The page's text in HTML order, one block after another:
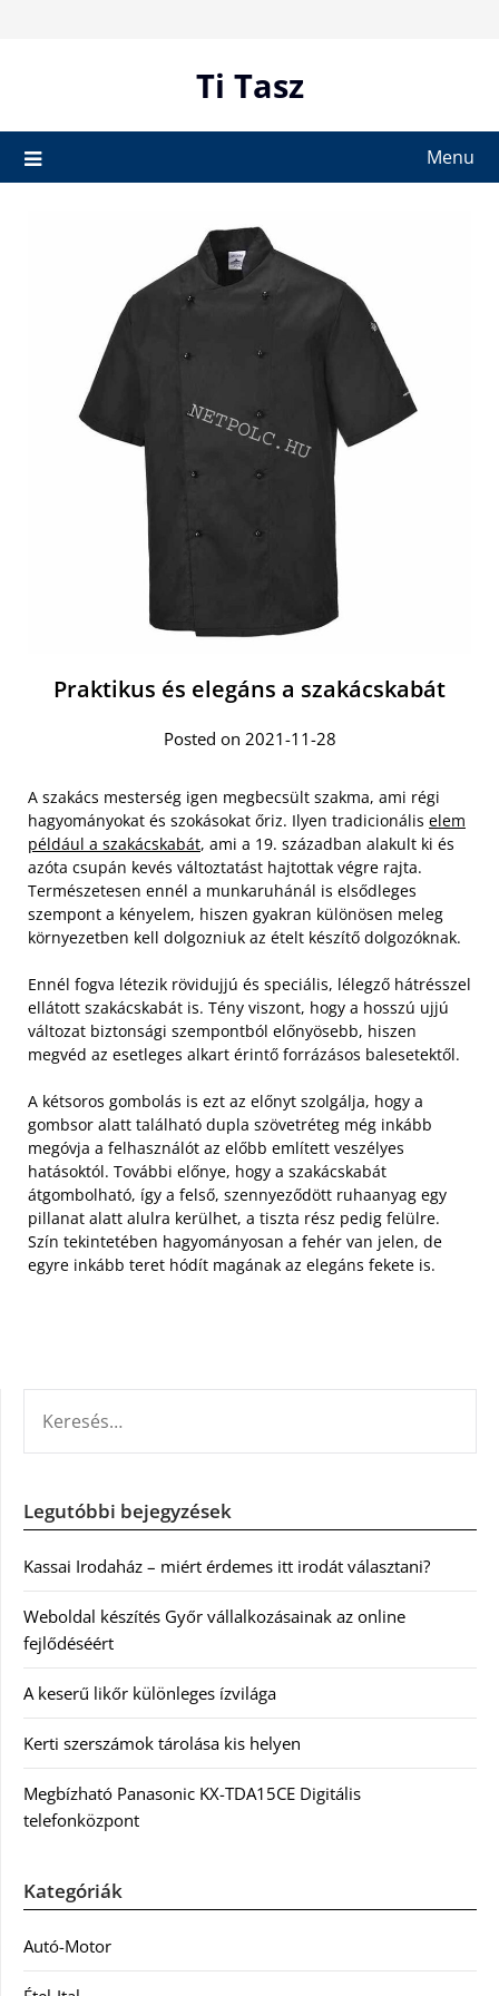
Ti Tasz
Menu
Praktikus és elegáns a szakácskabát
Posted on 2021-11-28
A szakács mesterség igen megbecsült szakma, ami régi
hagyományokat és szokásokat őriz. Ilyen tradicionális elem
például a szakácskabát, ami a 19. században alakult ki és
azóta csupán kevés változtatást hajtottak végre rajta.
Természetesen ennél a munkaruhánál is elsődleges
szempont a kényelem, hiszen gyakran különösen meleg
környezetben kell dolgozniuk az ételt készítő dolgozóknak.
Ennél fogva létezik rövidujjú és speciális, lélegző hátrésszel
ellátott szakácskabát is. Tény viszont, hogy a hosszú ujjú
változat biztonsági szempontból előnyösebb, hiszen
megvéd az esetleges alkart érintő forrázásos balesetektől.
A kétsoros gombolás is ezt az előnyt szolgálja, hogy a
gombsor alatt található dupla szövetréteg még inkább
megóvja a felhasználót az előbb említett veszélyes
hatásoktól. További előnye, hogy a szakácskabát
átgombolható, így a felső, szennyeződött ruhaanyag egy
pillanat alatt alulra kerülhet, a tiszta rész pedig felülre.
Szín tekintetében hagyományosan a fehér van jelen, de
egyre inkább teret hódít magának az elegáns fekete is.
Legutóbbi bejegyzések
Kassai Irodaház – miért érdemes itt irodát választani?
Weboldal készítés Győr vállalkozásainak az online
fejlődéséért
A keserű likőr különleges ízvilága
Kerti szerszámok tárolása kis helyen
Megbízható Panasonic KX-TDA15CE Digitális
telefonközpont
Kategóriák
Autó-Motor